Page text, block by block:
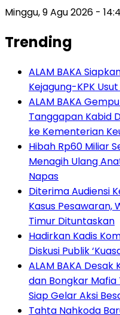
Minggu, 9 Agu 2026 -
Trending
ALAM BAKA
Kejagung-KPK
ALAM BAKA
Tanggapan Kabid
ke Kementerian
Hibah Rp60 Miliar
Menagih Ulang
Napas
Diterima Audiensi
Kasus Pesawaran,
Timur Dituntaskan
Hadirkan Kadis
Diskusi Publik
ALAM BAKA
dan Bongkar Mafia
Siap Gelar Aksi
Tahta Nahkoda